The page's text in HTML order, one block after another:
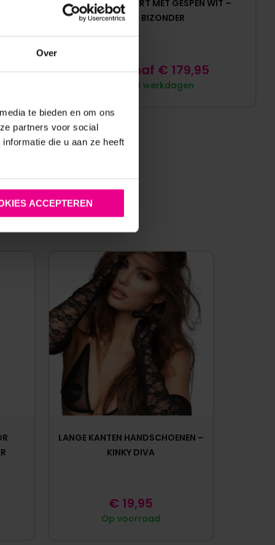
Over
te bieden en om ons
partners voor social
die u aan ze heeft
ACCEPTEREN
LEREN SHORT MET GESPEN WIT –
BIZONDER
10 werkdagen
Vanaf € 179,95
LANGE KANTEN HANDSCHOENEN –
KINKY DIVA
Op voorraad
€ 19,95